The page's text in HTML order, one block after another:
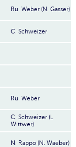
Ru. Weber (N. Gasser)
C. Schweizer
Ru. Weber
C. Schweizer (L.
Wittwer)
N. Rappo (N. Waeber)